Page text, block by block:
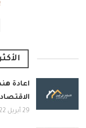
اعادة
29 أبريل 2022